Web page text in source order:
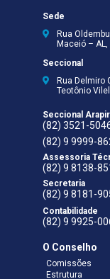
Sede
Rua
Maceió –
Seccional
Rua Delmiro
Teotônio
Seccional
(82) 3521-
(82) 9 9999-
Assessoria
(82) 9 8138-
Secretaria
(82) 9 8181-
Contabilidade
(82) 9 9925-
O Conselho
Comissões
Estrutura